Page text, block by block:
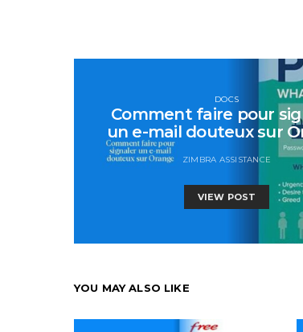
DOCS
Comment faire pour
un e-mail douteux sur
ZIMBRA ASSISTANCE
VIEW POST
YOU MAY ALSO LIKE